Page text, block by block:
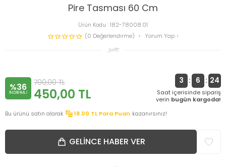
Pire Tasması 60 Cm
Ürün Kodu :182-78008.01
(0 Değerlendirme)
Yorum Yap
%36
INDIRIMLI
700,00TL
450,00 TL
3 : 6 : 24
Saat içerisinde sipariş
verin bugün kargoda!
Bu ürünü satın alarak
18.00 TL Para Puan kazanırsınız!
GELINCE HABER VER